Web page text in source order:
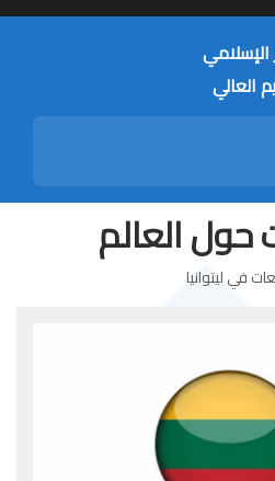
العالي
حول العالم
في ليتوانيا